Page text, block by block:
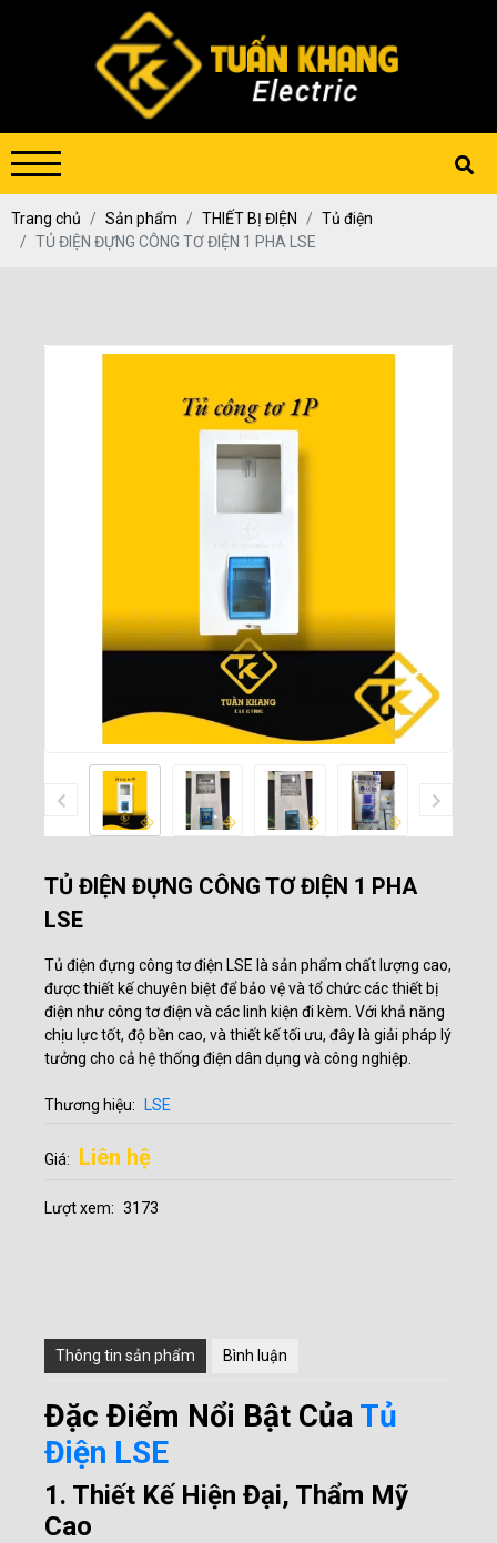
Trang chủ Sản phẩm THIẾT BỊ ĐIỆN
Tủ điện
TỦ ĐIỆN ĐỰNG CÔNG TƠ ĐIỆN 1 PHA LSE
TỦ ĐIỆN ĐỰNG CÔNG TƠ ĐIỆN 1 PHA
LSE
Tủ điện đựng công tơ điện LSE là sản phẩm chất lượng cao,
được thiết kế chuyên biệt để bảo vệ và tổ chức các thiết bị
điện như công tơ điện và các linh kiện đi kèm. Với khả năng
chịu lực tốt, độ bền cao, và thiết kế tối ưu, đây là giải pháp lý
tưởng cho cả hệ thống điện dân dụng và công nghiệp.
Thương hiệu: LSE
Giá: Liên hệ
Lượt xem: 3173
Thông tin sản phẩm Bình luận
Đặc Điểm Nổi Bật Của Tủ
Điện LSE
1. Thiết Kế Hiện Đại, Thẩm Mỹ
Cao